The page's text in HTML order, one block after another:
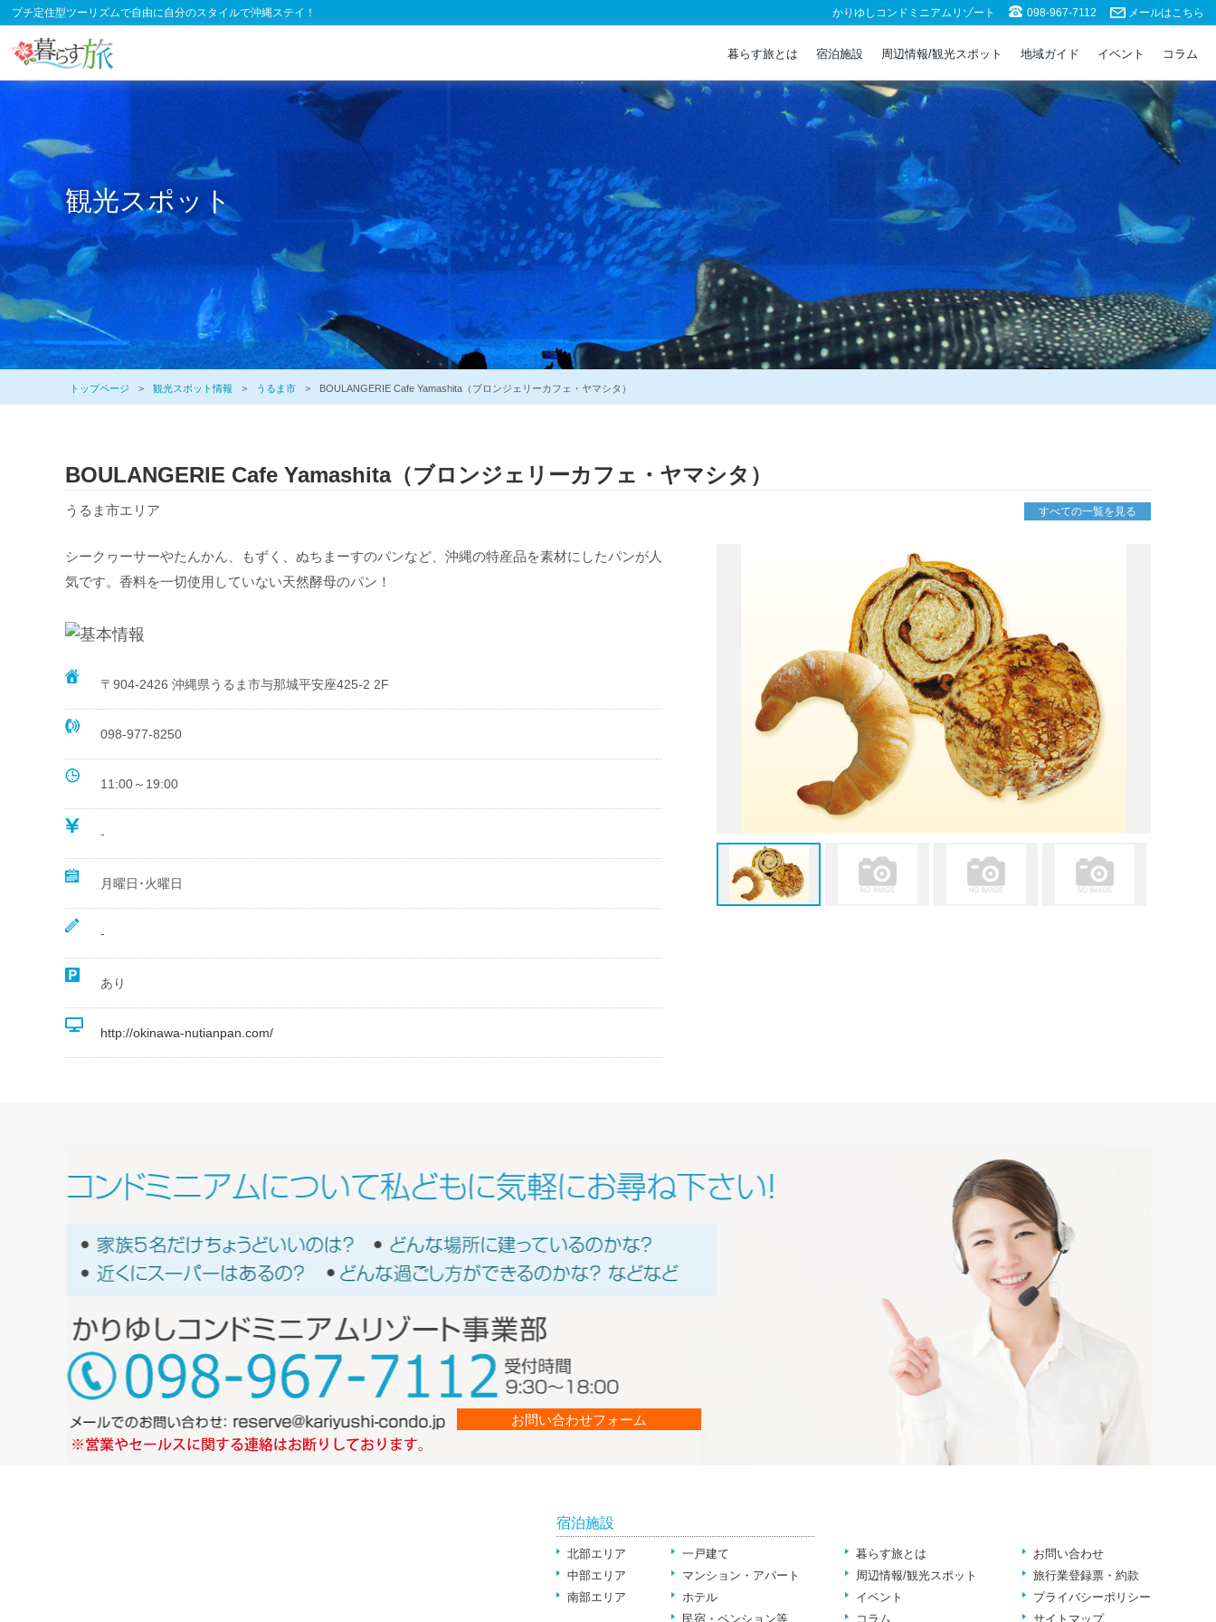
プチ定住型ツーリズムで自由に自分のスタイルで沖縄ステイ！ かりゆしコンドミニアムリゾート 098-967-7112 メールはこちら
暮らす旅とは 宿泊施設 周辺情報/観光スポット 地域ガイド イベント コラム
観光スポット
トップページ 観光スポット情報 うるま市 BOULANGERIE Cafe Yamashita（ブロンジェリーカフェ・ヤマシタ）
BOULANGERIE Cafe Yamashita（ブロンジェリーカフェ・ヤマシタ）
うるま市エリア すべての一覧を見る
シークヮーサーやたんかん、もずく、ぬちまーすのパンなど、沖縄の特産品を素材にしたパンが人
気です。香料を一切使用していない天然酵母のパン！
〒904-2426 沖縄県うるま市与那城平安座425-2 2F
098-977-8250
11:00～19:00
‐
月曜日･火曜日
‐
あり
http://okinawa-nutianpan.com/
お問い合わせフォーム
宿泊施設
北部エリア
中部エリア
南部エリア
一戸建て
マンション・アパート
ホテル
民宿・ペンション等
暮らす旅とは
周辺情報/観光スポット
イベント
コラム
お問い合わせ
旅行業登録票・約款
プライバシーポリシー
サイトマップ